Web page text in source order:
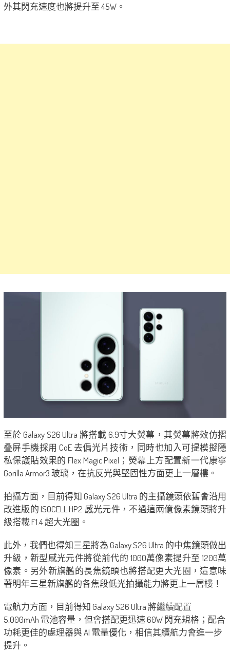
外其閃充速度也將提升至 45W。
至於 Galaxy S26 Ultra 將搭載 6.9寸大熒幕，其熒幕將效仿摺
叠屏手機採用 CoE 去偏光片技術，同時也加入可提模擬隱
私保護貼效果的 Flex Magic Pixel；熒幕上方配置新一代康寧
Gorilla Armor3 玻璃，在抗反光與堅固性方面更上一層樓。
拍攝方面，目前得知 Galaxy S26 Ultra 的主攝鏡頭依舊會沿用
改進版的 ISOCELL HP2 感光元件，不過這兩億像素鏡頭將升
級搭載 F1.4 超大光圈。
此外，我們也得知三星將為 Galaxy S26 Ultra 的中焦鏡頭做出
升級，新型感光元件將從前代的 1000萬像素提升至 1200萬
像素。另外新旗艦的長焦鏡頭也將搭配更大光圈，這意味
著明年三星新旗艦的各焦段低光拍攝能力將更上一層樓！
電航力方面，目前得知 Galaxy S26 Ultra 將繼續配置
5,000mAh 電池容量，但會搭配更迅速 60W 閃充規格；配合
功耗更佳的處理器與 AI 電量優化，相信其續航力會進一步
提升。